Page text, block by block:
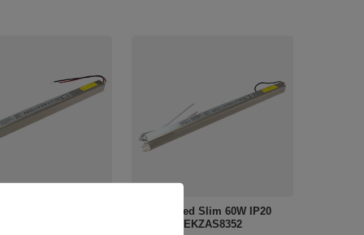
Zasilacz Led Slim 60W IP20
Eko-Light EKZAS8352